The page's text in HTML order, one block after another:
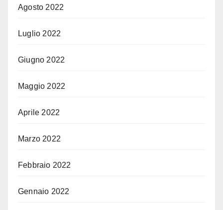
Agosto 2022
Luglio 2022
Giugno 2022
Maggio 2022
Aprile 2022
Marzo 2022
Febbraio 2022
Gennaio 2022